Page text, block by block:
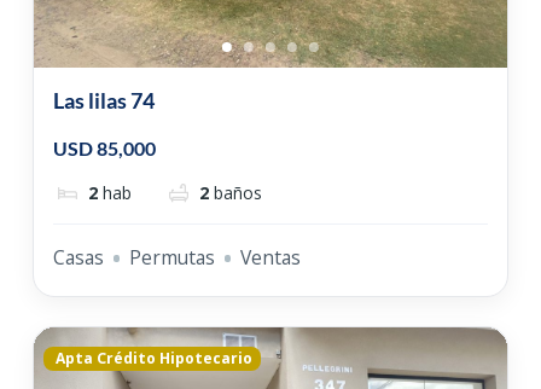
Las lilas 74
USD 85,000
2 hab 2 baños
Casas Permutas Ventas
Apta Crédito Hipotecario